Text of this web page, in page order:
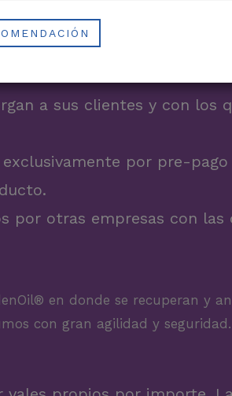
pero con mucha más
Se puede operar con tres tipos
a sus clientes y con los
por pre-
por otras empresas con las
en donde se recuperan y
con gran agilidad y seguridad.